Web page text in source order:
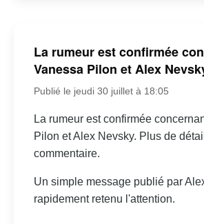
La rumeur est confirmée
Vanessa Pilon et Alex
Publié le jeudi 30 juillet à 18:05
La rumeur est confirmée
Pilon et Alex Nevsky. Plus de
commentaire.
Un simple message publié par
rapidement retenu l'attention.